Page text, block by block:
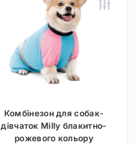
Комбінезон для собак-
дівчаток Milly блакитно-
рожевого кольору